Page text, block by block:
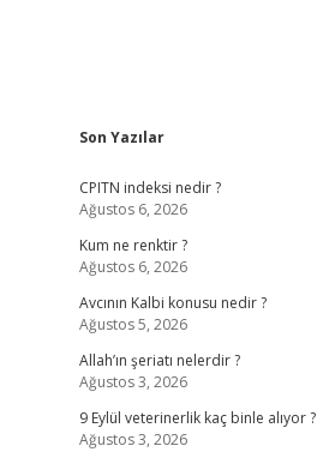
Sidebar
Son Yazılar
CPITN indeksi nedir ?
Ağustos 6, 2026
Kum ne renktir ?
Ağustos 6, 2026
Avcının Kalbi konusu nedir ?
Ağustos 5, 2026
Allah’ın şeriatı nelerdir ?
Ağustos 3, 2026
9 Eylül veterinerlik kaç binle alıyor ?
Ağustos 3, 2026